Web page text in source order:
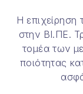
Η επιχείρηση
στην ΒΙ.ΠΕ.
τομέα των
ποιότητας